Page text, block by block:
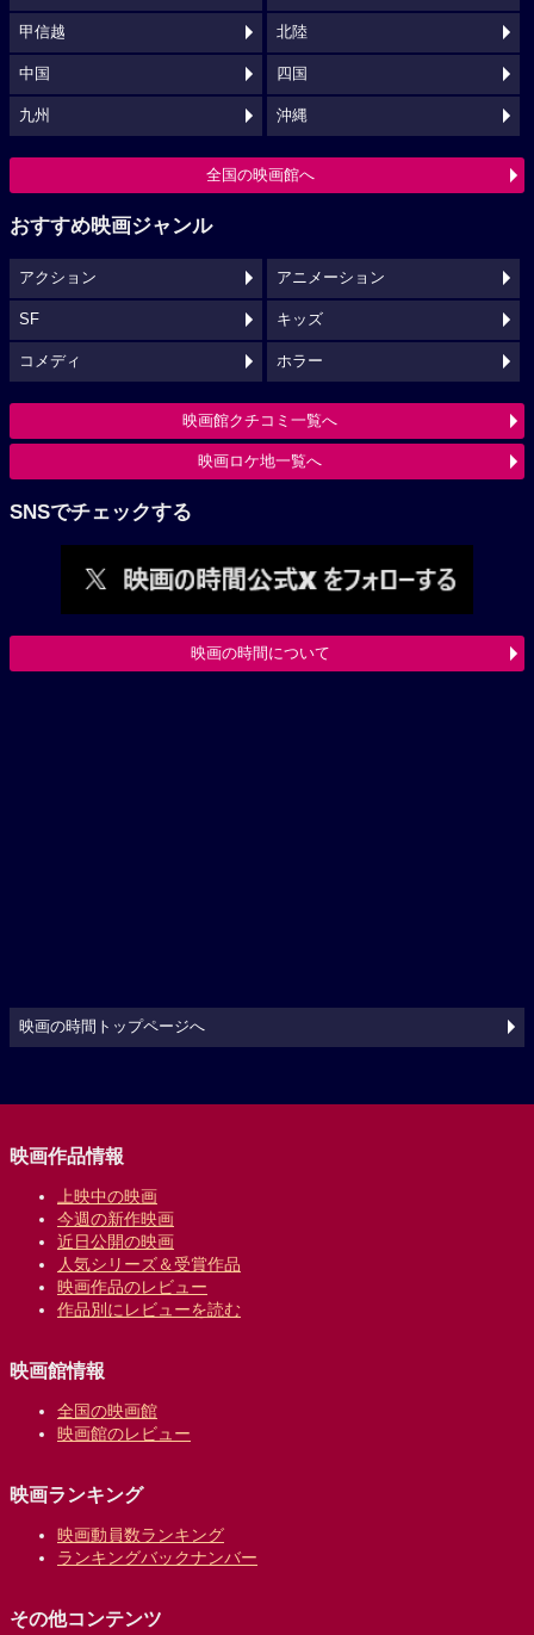
甲信越 北陸
中国 四国
九州 沖縄
全国の映画館へ
おすすめ映画ジャンル
アクション アニメーション
SF キッズ
コメディ ホラー
映画館クチコミ一覧へ
映画ロケ地一覧へ
SNSでチェックする
映画の時間について
映画の時間トップページへ
映画作品情報
上映中の映画
今週の新作映画
近日公開の映画
人気シリーズ＆受賞作品
映画作品のレビュー
作品別にレビューを読む
映画館情報
全国の映画館
映画館のレビュー
映画ランキング
映画動員数ランキング
ランキングバックナンバー
その他コンテンツ